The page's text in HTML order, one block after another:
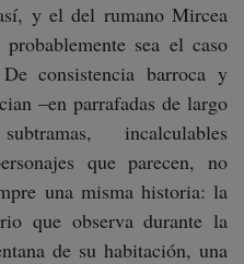
y el del rumano Mircea
sea el caso
consistencia barroca y
–en parrafadas de largo
incalculables
que parecen, no
una misma historia: la
que observa durante la
de su habitación, una